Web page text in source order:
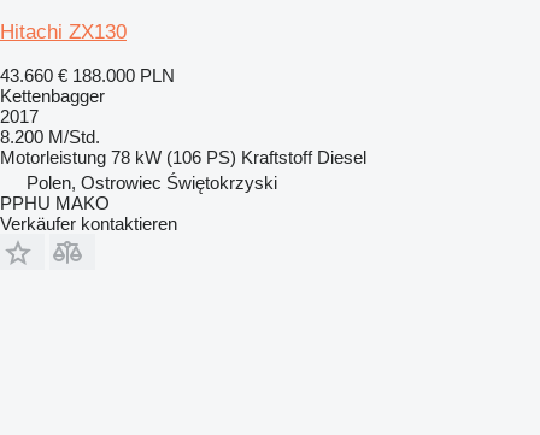
Hitachi ZX130
43.660 € 188.000 PLN
Kettenbagger
2017
8.200 M/Std.
Motorleistung 78 kW (106 PS) Kraftstoff Diesel
Polen, Ostrowiec Świętokrzyski
PPHU MAKO
Verkäufer kontaktieren